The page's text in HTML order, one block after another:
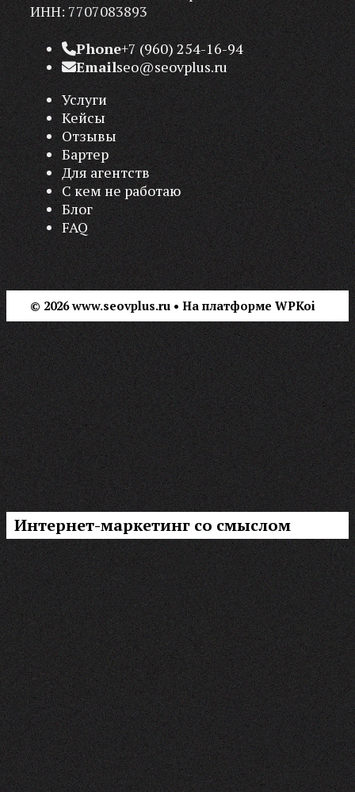
ИНН: 7707083893
Phone+7 (960) 254-16-94
Emailseo@seovplus.ru
Услуги
Кейсы
Отзывы
Бартер
Для агентств
С кем не работаю
Блог
FAQ
© 2026 www.seovplus.ru • На платформе WPKoi
Интернет-маркетинг со смыслом